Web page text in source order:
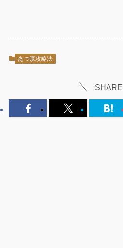
あつ森攻略法
SHARE